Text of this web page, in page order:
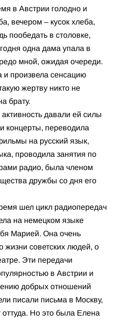
в Австрии голодно и
вечером – кусок хлеба,
пообедать в столовке,
одна дама упала в
мной, ожидая очереди.
и произвела сенсацию
жертву никто не
брату.
давали ей силы
концерты, переводила
на русский язык,
проводила занятия по
радио, была членом
дружбы со дня его
шел цикл радиопередач
на немецком языке
Марией. Она очень
жизни советских людей, о
Эти передачи
в Австрии и
добрых отношений
писали письма в Москву,
Но это была Елена